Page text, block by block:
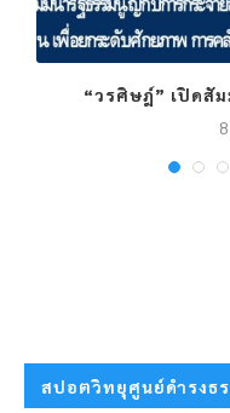
“วรศิษฎ์” เปิดสั
สปอตวิทยุศูนย์ดำรงธ